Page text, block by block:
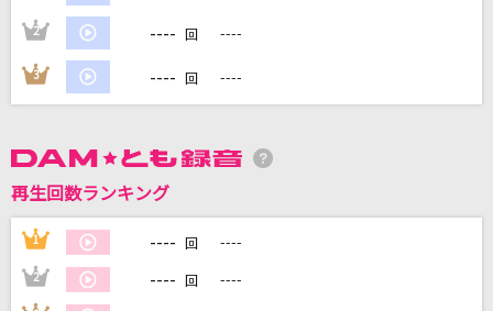
[生音]RAIN
LAST DANCE
[生音]シングル・アゲイン
竹内まりや
2 ---- 回 ----
3 ---- 回 ----
再生回数ランキング
1 ---- 回 ----
2 ---- 回 ----